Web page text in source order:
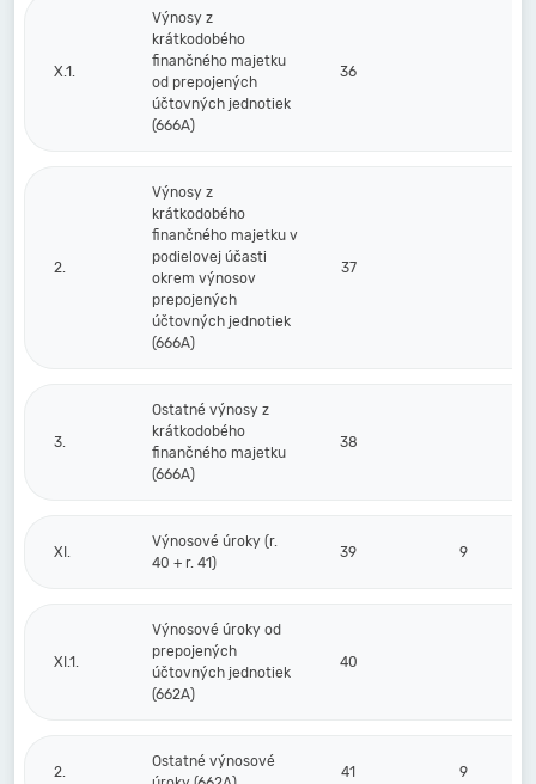
X.1.
Výnosy z
krátkodobého
finančného majetku
od prepojených
účtovných jednotiek
(666A)
36
2.
Výnosy z
krátkodobého
finančného majetku v
podielovej účasti
okrem výnosov
prepojených
účtovných jednotiek
(666A)
37
3.
Ostatné výnosy z
krátkodobého
finančného majetku
(666A)
38
XI.
Výnosové úroky (r.
40 + r. 41)
39 9
XI.1.
Výnosové úroky od
prepojených
účtovných jednotiek
(662A)
40
2.
Ostatné výnosové
41 9